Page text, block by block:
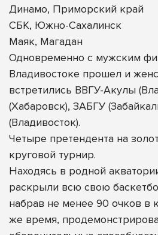
Динамо, Приморский край
СБК, Южно-Сахалинск
Маяк, Магадан
Одновременно с мужским
Владивостоке прошел и
встретились ВВГУ-Акулы
(Хабаровск), ЗАБГУ
(Владивосток).
Четыре претендента на
круговой турнир.
Находясь в родной
раскрыли всю свою
набрав не менее 90 очков в
же время,